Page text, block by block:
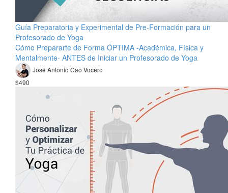
Guía Preparatoria y Experimental de Pre-Formación para un
Profesorado de Yoga
Cómo Prepararte de Forma ÓPTIMA -Académica, Física y
Mentalmente- ANTES de Iniciar un Profesorado de Yoga
José Antonio Cao Vocero
$490